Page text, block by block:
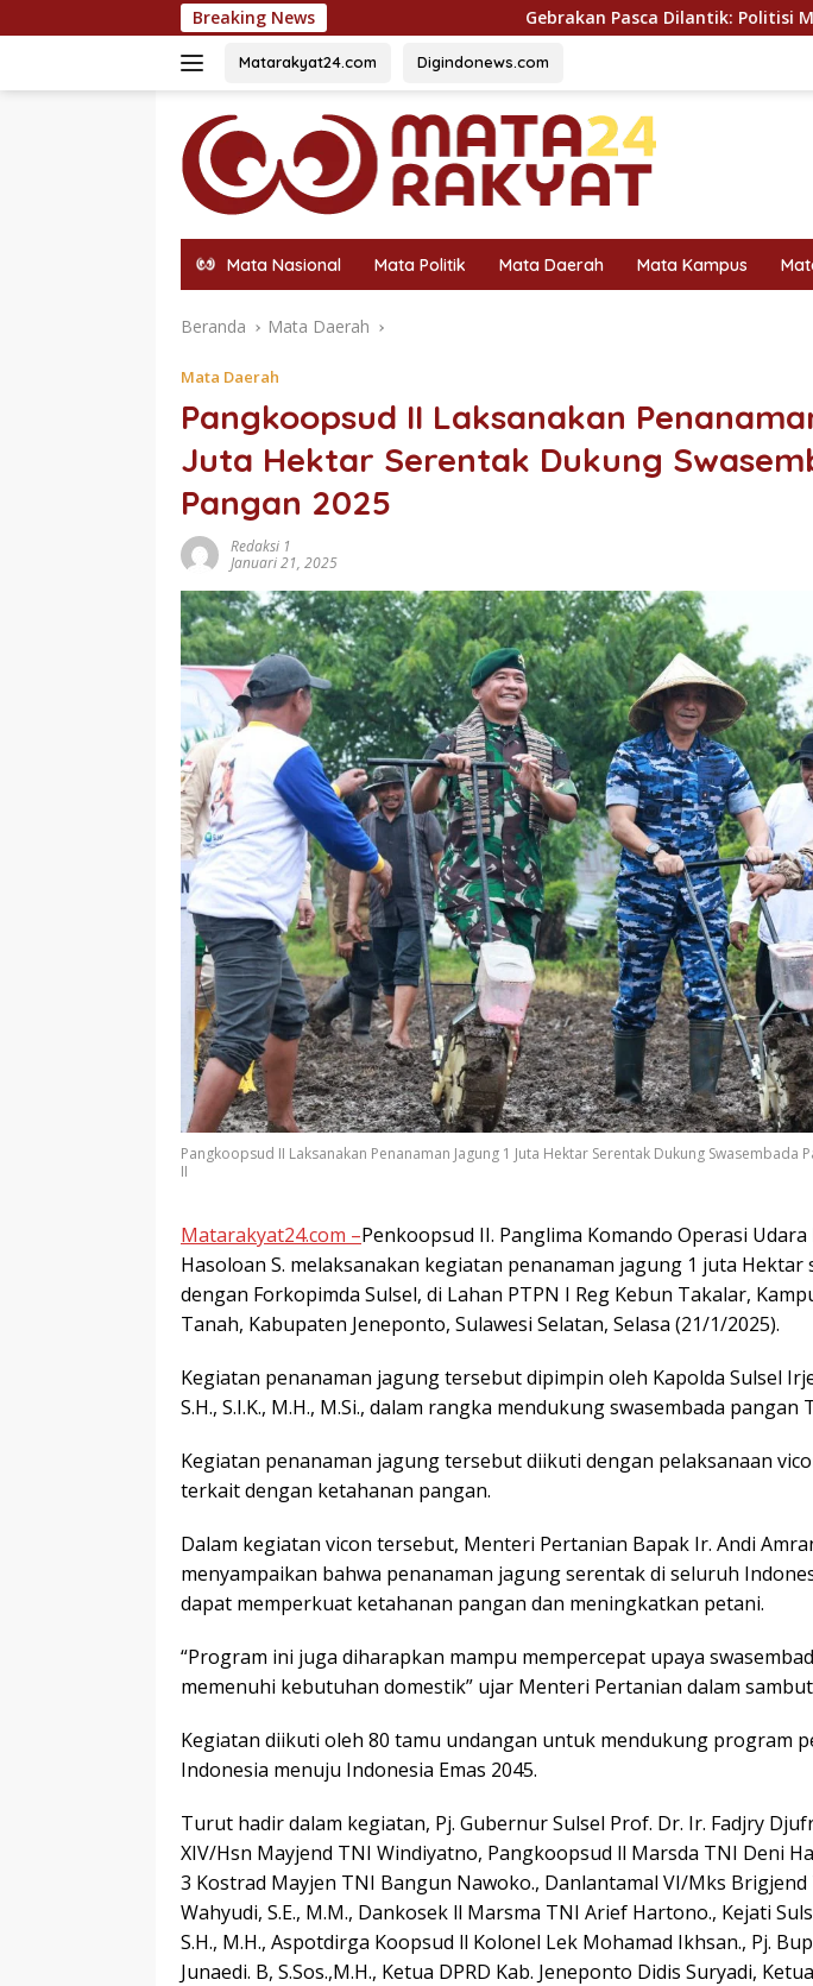
ke
Breaking NewsGebrakan Pasca Dilantik: Politisi Muda PKB Fadli Aulia Serap
Matarakyat24.com Digindonews.com
Mata Nasional Mata Politik Mata Daerah Mata Kampus
Beranda Mata Daerah
Mata Daerah
Pangkoopsud II Laksanakan
Juta Hektar Serentak Dukung
Pangan 2025
Redaksi 1
Januari 21, 2025
Pangkoopsud II Laksanakan Penanaman Jagung 1 Juta Hektar Serentak Dukung Swasembada
II
Matarakyat24.com –Penkoopsud II. Panglima Komando Operasi
Hasoloan S. melaksanakan kegiatan penanaman jagung 1 juta Hektar
dengan Forkopimda Sulsel, di Lahan PTPN I Reg Kebun Takalar,
Tanah, Kabupaten Jeneponto, Sulawesi Selatan, Selasa (21/1/2025).
Kegiatan penanaman jagung tersebut dipimpin oleh Kapolda Sulsel
S.H., S.I.K., M.H., M.Si., dalam rangka mendukung swasembada pangan
Kegiatan penanaman jagung tersebut diikuti dengan pelaksanaan
terkait dengan ketahanan pangan.
Dalam kegiatan vicon tersebut, Menteri Pertanian Bapak Ir. Andi
menyampaikan bahwa penanaman jagung serentak di seluruh
dapat memperkuat ketahanan pangan dan meningkatkan petani.
“Program ini juga diharapkan mampu mempercepat upaya
memenuhi kebutuhan domestik” ujar Menteri Pertanian dalam
Kegiatan diikuti oleh 80 tamu undangan untuk mendukung program
Indonesia menuju Indonesia Emas 2045.
Turut hadir dalam kegiatan, Pj. Gubernur Sulsel Prof. Dr. Ir. Fadjry
XIV/Hsn Mayjend TNI Windiyatno, Pangkoopsud ll Marsda TNI Deni
3 Kostrad Mayjen TNI Bangun Nawoko., Danlantamal VI/Mks Brigjend
Wahyudi, S.E., M.M., Dankosek ll Marsma TNI Arief Hartono., Kejati
S.H., M.H., Aspotdirga Koopsud ll Kolonel Lek Mohamad Ikhsan., Pj.
Junaedi. B, S.Sos.,M.H., Ketua DPRD Kab. Jeneponto Didis Suryadi,